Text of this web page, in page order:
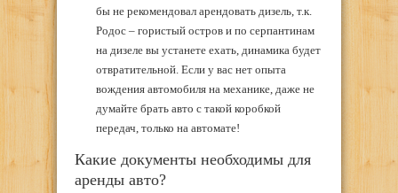
бы не рекомендовал арендовать дизель, т.к.
Родос – гористый остров и по серпантинам
на дизеле вы устанете ехать, динамика будет
отвратительной. Если у вас нет опыта
вождения автомобиля на механике, даже не
думайте брать авто с такой коробкой
передач, только на автомате!
Какие документы необходимы для
аренды авто?